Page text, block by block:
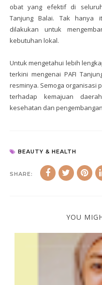
obat yang efektif di
Tanjung Balai. Tak hanya
dilakukan untuk
kebutuhan lokal.
Untuk mengetahui lebih
terkini mengenai PAFI
resminya. Semoga organisasi
terhadap kemajuan
kesehatan dan
BEAUTY & HEALTH
SHARE:
YOU